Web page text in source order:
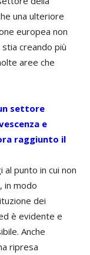
una ulteriore
europea non
creando più
aree che
settore
e
raggiunto il
al punto in cui non
in modo
dei
è evidente e
Anche
ripresa